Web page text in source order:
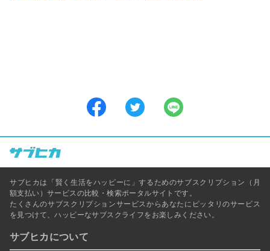
サブヒカは「賢く生活をハッピーに」するためのサブスクリプション（月
額支払い）サービスの比較・検索ポータルサイトです。
たくさんのサブスクリプションサービスからあなたにピッタリのサービス
を見つけて、ハッピーなサブスクライフをお楽しみください。
サブヒカについて